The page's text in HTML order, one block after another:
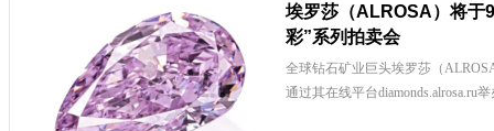
埃罗莎（ALROSA）将于
彩”系列拍卖会
全球钻石矿业巨头埃罗莎（
通过其在线平台